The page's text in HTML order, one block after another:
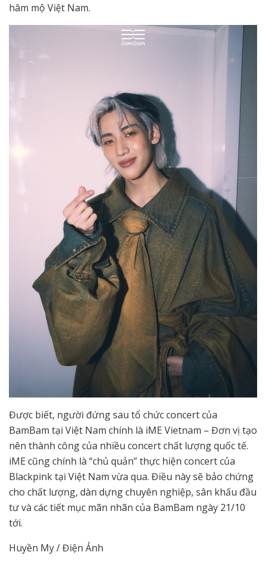
hâm mộ Việt Nam.
Được biết, người đứng sau tổ chức concert của
BamBam tại Việt Nam chính là iME Vietnam – Đơn vị tạo
nên thành công của nhiều concert chất lượng quốc tế.
iME cũng chính là “chủ quản” thực hiện concert của
Blackpink tại Việt Nam vừa qua. Điều này sẽ bảo chứng
cho chất lượng, dàn dựng chuyên nghiệp, sân khấu đầu
tư và các tiết mục mãn nhãn của BamBam ngày 21/10
tới.
Huyền My / Điện Ảnh